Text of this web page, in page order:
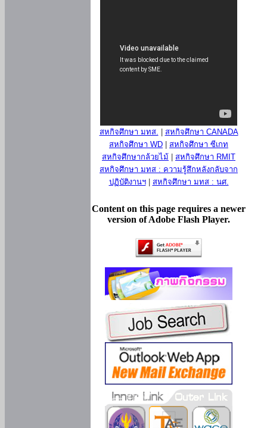
สหกิจศึกษา มทส.
สหกิจศึกษา CANADA
สหกิจศึกษา WD
สหกิจศึกษา ซีเกท
สหกิจศึกษากล้วยไม้
สหกิจศึกษา RMIT
สหกิจศึกษา มทส : ความรู้สึกหลังกลับจาก
ปฏิบัติงานฯ| สหกิจศึกษา มทส : นศ.
Content on this page requires a newer
version of Adobe Flash Player.